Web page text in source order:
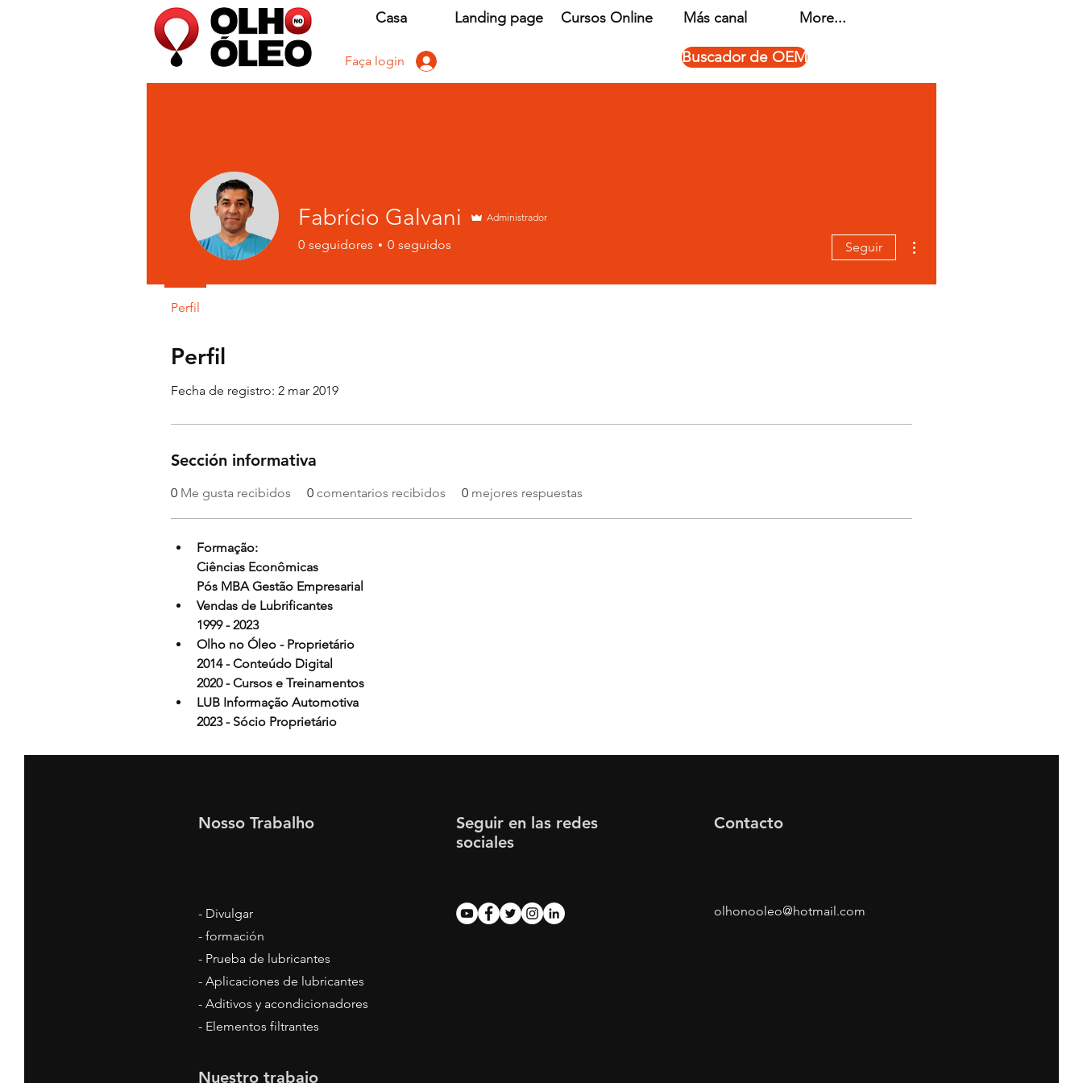
Casa Landing page Cursos Online Más canal More...
Buscador de OEM
Faça login
Perfil
Fecha de registro: 2 mar 2019
Sección informativa
0 Me gusta recibidos 0 comentarios recibidos 0 mejores respuestas
Formação:
Ciências Econômicas
Pós MBA Gestão Empresarial
Vendas de Lubrificantes
1999 - 2023
Olho no Óleo - Proprietário
2014 - Conteúdo Digital
2020 - Cursos e Treinamentos
LUB Informação Automotiva
2023 - Sócio Proprietário
Fabrício Galvani Administrador
0 seguidores 0 seguidos Seguir
Perfil
Nosso Trabalho
- Divulgar
- formación
- Prueba de lubricantes
- Aplicaciones de lubricantes
- Aditivos y acondicionadores
- Elementos filtrantes
Seguir en las redes
sociales
Contacto
olhonooleo@hotmail.com
Nuestro trabajo